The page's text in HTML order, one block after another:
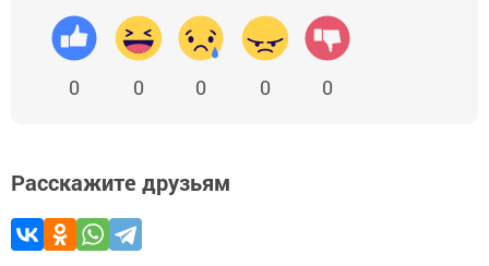
0 0 0 0 0
Расскажите друзьям